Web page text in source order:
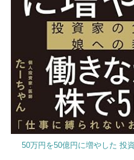
50万円を50億円に増やした 投